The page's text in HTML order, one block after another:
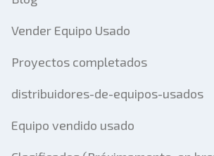
Vender Equipo Usado
Proyectos completados
distribuidores-de-equipos-usados
Equipo vendido usado